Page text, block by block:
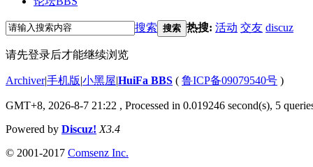
搜索 搜索 热搜: 活动 交友 discuz
请先登录后才能继续浏览
Archiver|手机版|小黑屋|HuiFa BBS ( 鲁ICP备09079540号 )
GMT+8, 2026-8-7 21:22 , Processed in 0.019246 second(s), 5
Powered by Discuz! X3.4
© 2001-2017 Comsenz Inc.